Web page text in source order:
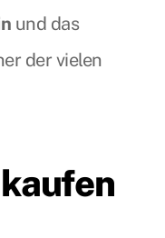
und das
der vielen